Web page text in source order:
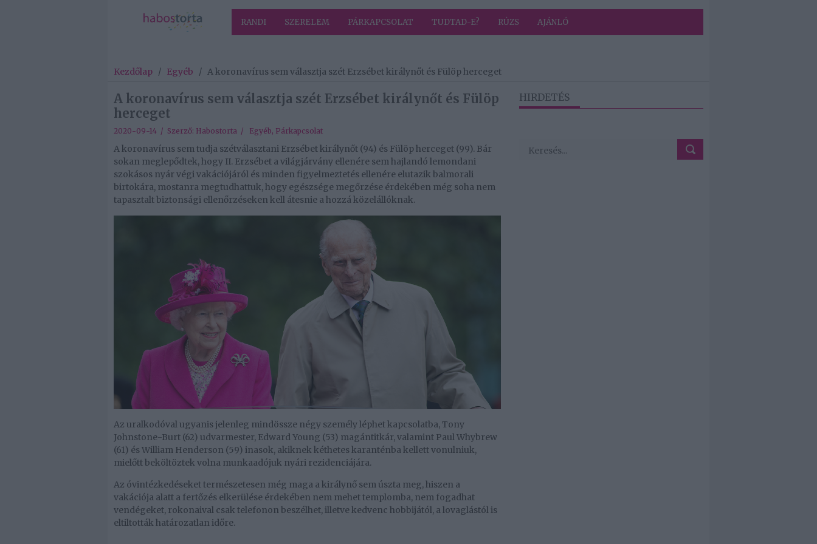
RANDI SZERELEM PÁRKAPCSOLAT TUDTAD-E? RÚZS AJÁNLÓ
Kezdőlap / Egyéb / A koronavírus sem választja szét Erzsébet királynőt és Fülöp herceget
A koronavírus sem választja szét Erzsébet királynőt és Fülöp
herceget
2020-09-14 / Szerző: Habostorta / Egyéb, Párkapcsolat
A koronavírus sem tudja szétválasztani Erzsébet királynőt (94) és Fülöp herceget (99). Bár
sokan meglepődtek, hogy II. Erzsébet a világjárvány ellenére sem hajlandó lemondani
szokásos nyár végi vakációjáról és minden figyelmeztetés ellenére elutazik balmorali
birtokára, mostanra megtudhattuk, hogy egészsége megőrzése érdekében még soha nem
tapasztalt biztonsági ellenőrzéseken kell átesnie a hozzá közelállóknak.
Az uralkodóval ugyanis jelenleg mindössze négy személy léphet kapcsolatba, Tony
Johnstone-Burt (62) udvarmester, Edward Young (53) magántitkár, valamint Paul Whybrew
(61) és William Henderson (59) inasok, akiknek kéthetes karanténba kellett vonulniuk,
mielőtt beköltöztek volna munkaadójuk nyári rezidenciájára.
Az óvintézkedéseket természetesen még maga a királynő sem úszta meg, hiszen a
vakációja alatt a fertőzés elkerülése érdekében nem mehet templomba, nem fogadhat
vendégeket, rokonaival csak telefonon beszélhet, illetve kedvenc hobbijától, a lovaglástól is
eltiltották határozatlan időre.
HIRDETÉS